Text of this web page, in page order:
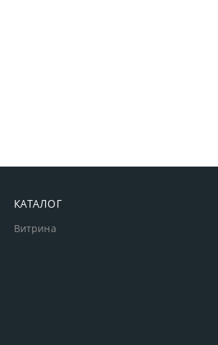
КАТАЛОГ
Витрина